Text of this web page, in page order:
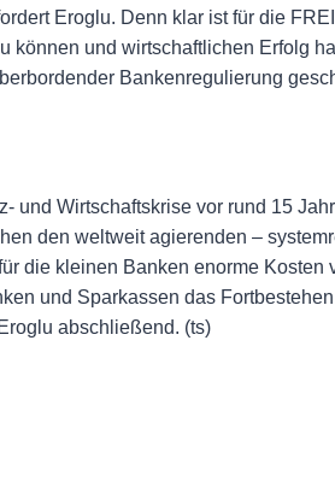
Eroglu. Denn klar ist für die
und wirtschaftlichen Erfolg
Bankenregulierung
Wirtschaftskrise vor rund 15
den weltweit agierenden –
die kleinen Banken enorme Kosten
und Sparkassen das
abschließend. (ts)